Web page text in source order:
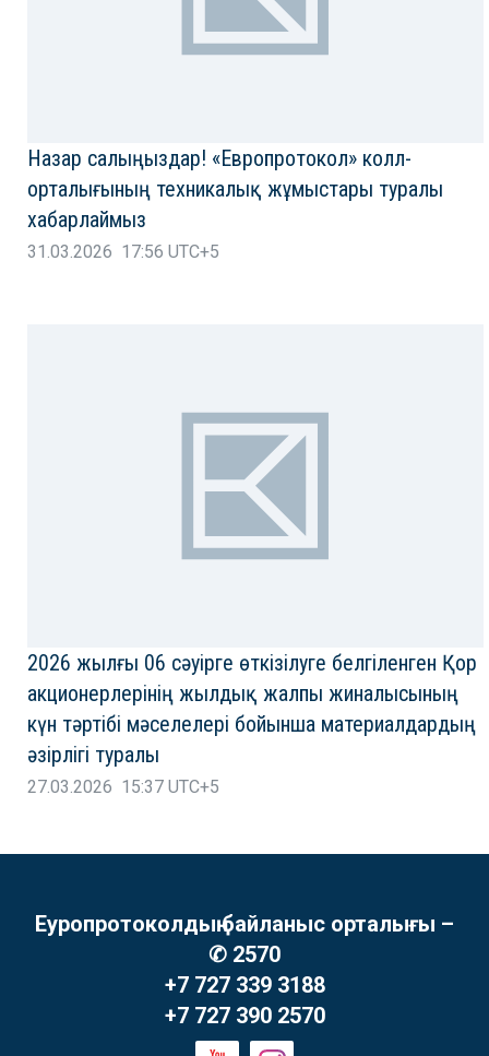
Назар салыңыздар! «Европротокол» колл-
орталығының техникалық жұмыстары туралы
хабарлаймыз
31.03.2026 17:56 UTC+5
2026 жылғы 06 сәуірге өткізілуге белгіленген Қор
акционерлерінің жылдық жалпы жиналысының
күн тәртібі мәселелері бойынша материалдардың
әзірлігі туралы
27.03.2026 15:37 UTC+5
Еуропротоколдың байланыс орталығы –
✆ 2570
+7 727 339 3188
+7 727 390 2570